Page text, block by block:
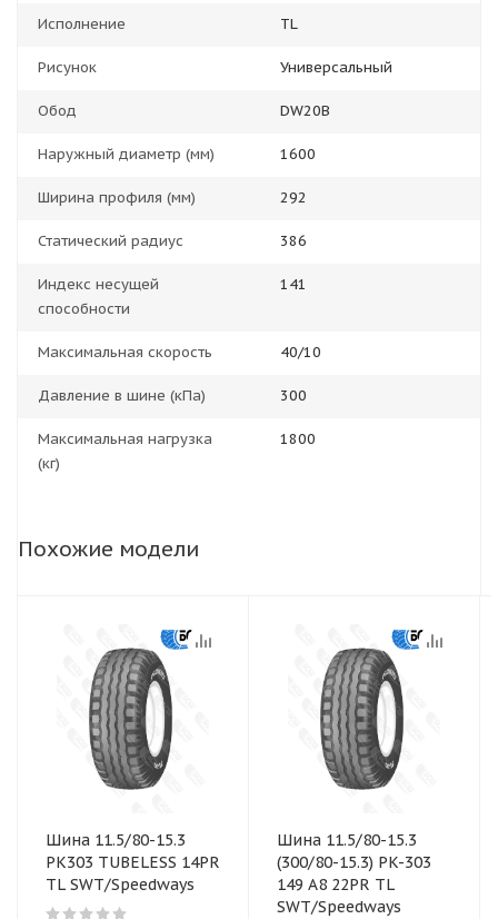
Исполнение TL
Рисунок Универсальный
Обод DW20B
Наружный диаметр (мм) 1600
Ширина профиля (мм) 292
Статический радиус 386
Индекс несущей
способности
141
Максимальная скорость 40/10
Давление в шине (кПа) 300
Максимальная нагрузка
(кг)
1800
Похожие модели
Шина 11.5/80-15.3
PK303 TUBELESS 14PR
TL SWT/Speedways
Шина 11.5/80-15.3
(300/80-15.3) PK-303
149 A8 22PR TL
SWT/Speedways